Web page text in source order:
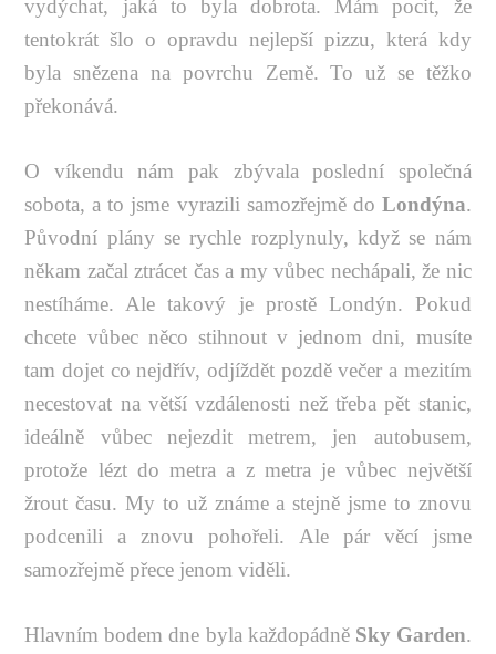
vydýchat, jaká to byla dobrota. Mám pocit, že
tentokrát šlo o opravdu nejlepší pizzu, která kdy
byla snězena na povrchu Země. To už se těžko
překonává.
O víkendu nám pak zbývala poslední společná
sobota, a to jsme vyrazili samozřejmě do Londýna.
Původní plány se rychle rozplynuly, když se nám
někam začal ztrácet čas a my vůbec nechápali, že nic
nestíháme. Ale takový je prostě Londýn. Pokud
chcete vůbec něco stihnout v jednom dni, musíte
tam dojet co nejdřív, odjíždět pozdě večer a mezitím
necestovat na větší vzdálenosti než třeba pět stanic,
ideálně vůbec nejezdit metrem, jen autobusem,
protože lézt do metra a z metra je vůbec největší
žrout času. My to už známe a stejně jsme to znovu
podcenili a znovu pohořeli. Ale pár věcí jsme
samozřejmě přece jenom viděli.
Hlavním bodem dne byla každopádněSky Garden.